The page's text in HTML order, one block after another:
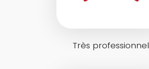
Très professionnel